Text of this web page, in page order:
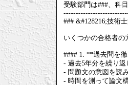
受験部門は###、科
### &#128216;技術
いくつかの合格者の
#### 1. **過去問を
- 過去5年分を繰り返
- 問題文の意図を読
- 時間を測って論文